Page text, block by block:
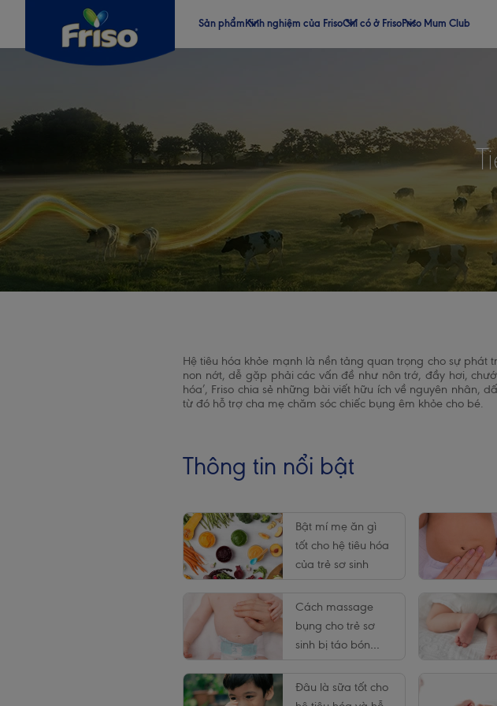
Sản phẩm
®
®
Kinh nghiệm của FrisoChỉ có ở FrisoFriso Mum Club
Hệ tiêu hóa khỏe mạnh là nền tảng quan trọng cho sự phát
non nớt, dễ gặp phải các vấn đề như nôn trớ, đầy hơi,
hóa’, Friso chia sẻ những bài viết hữu ích về nguyên nhân,
từ đó hỗ trợ cha mẹ chăm sóc chiếc bụng êm khỏe cho bé.
Thông tin nổi bật
Bật mí mẹ ăn gì
tốt cho hệ tiêu hóa
của trẻ sơ sinh
Cách massage
bụng cho trẻ sơ
sinh bị táo bón
Đâu là sữa tốt cho